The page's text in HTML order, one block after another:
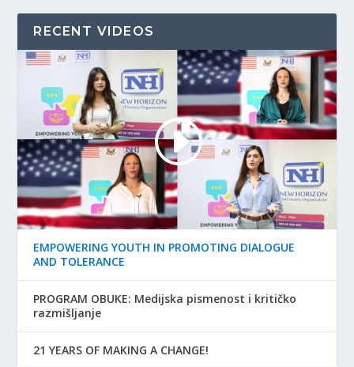
RECENT VIDEOS
EMPOWERING YOUTH IN PROMOTING DIALOGUE
AND TOLERANCE
PROGRAM OBUKE: Medijska pismenost i kritičko
razmišljanje
21 YEARS OF MAKING A CHANGE!